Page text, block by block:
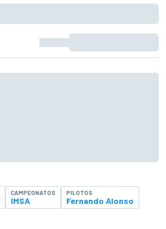
CAMPEONATOS
IMSA
PILOTOS
Fernando Alonso